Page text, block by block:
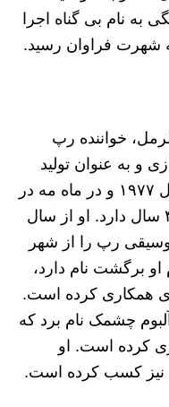
او در سال ۲۰۱۶ آهنگی به نام بی گناه اجرا
شهرت فراوان رسید.
خواننده رپ
و به عنوان تولید
کننده نیز فعالیت می‌ کند و در سال ۱۹۷۷ و در ماه مه در
افغانستان به دنیا آمد. او اکنون ۴۴ سال دارد. او از سال
موسیقی رپ را از شهر
او برگشت نام دارد،
همکاری کرده است.
چشمک نام برد که
کرده است. او
نیز کسب کرده است.